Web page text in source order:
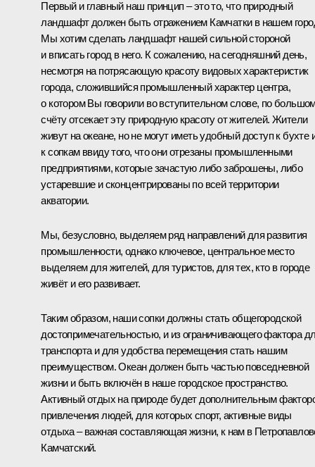
Первый и главный наш принцип – это то, что природный
ландшафт должен быть отражением Камчатки в нашем
Мы хотим сделать ландшафт нашей сильной стороной
и вписать город в него. К сожалению, на сегодняшний день,
несмотря на потрясающую красоту видовых характеристик
города, сложившийся промышленный характер центра,
о котором Вы говорили во вступительном слове, по
счёту отсекает эту природную красоту от жителей. Жители
живут на океане, но не могут иметь удобный доступ к бухте
к сопкам ввиду того, что они отрезаны промышленными
предприятиями, которые зачастую либо заброшены, либо
устаревшие и сконцентрированы по всей территории
акватории.
Мы, безусловно, выделяем ряд направлений для развития
промышленности, однако ключевое, центральное место
выделяем для жителей, для туристов, для тех, кто в городе
живёт и его развивает.
Таким образом, наши сопки должны стать общегородской
достопримечательностью, и из ограничивающего фактора
транспорта и для удобства перемещения стать нашим
преимуществом. Океан должен быть частью повседневной
жизни и быть включён в наше городское пространство.
Активный отдых на природе будет дополнительным
привлечения людей, для которых спорт, активные виды
отдыха – важная составляющая жизни, к нам в
Камчатский.